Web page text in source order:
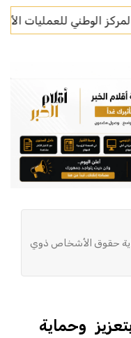
يتلقى (2,733,359) اتصالًا عبر رقم الطوارئ الموحد (911) خلال شهر يوليو من عام 2026
حقوق الأشخاص ذوي
وحماية